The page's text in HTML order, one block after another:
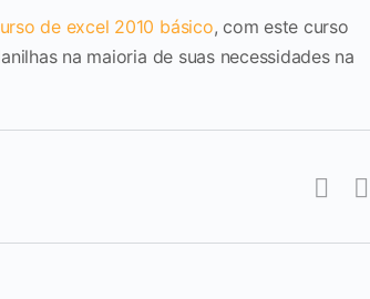
de excel 2010 básico, com este curso
na maioria de suas necessidades na